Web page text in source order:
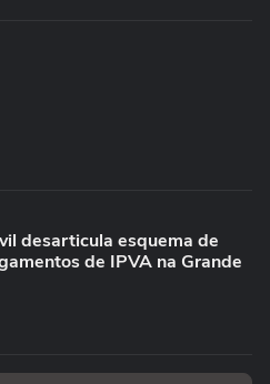
desarticula esquema de
de IPVA na Grande